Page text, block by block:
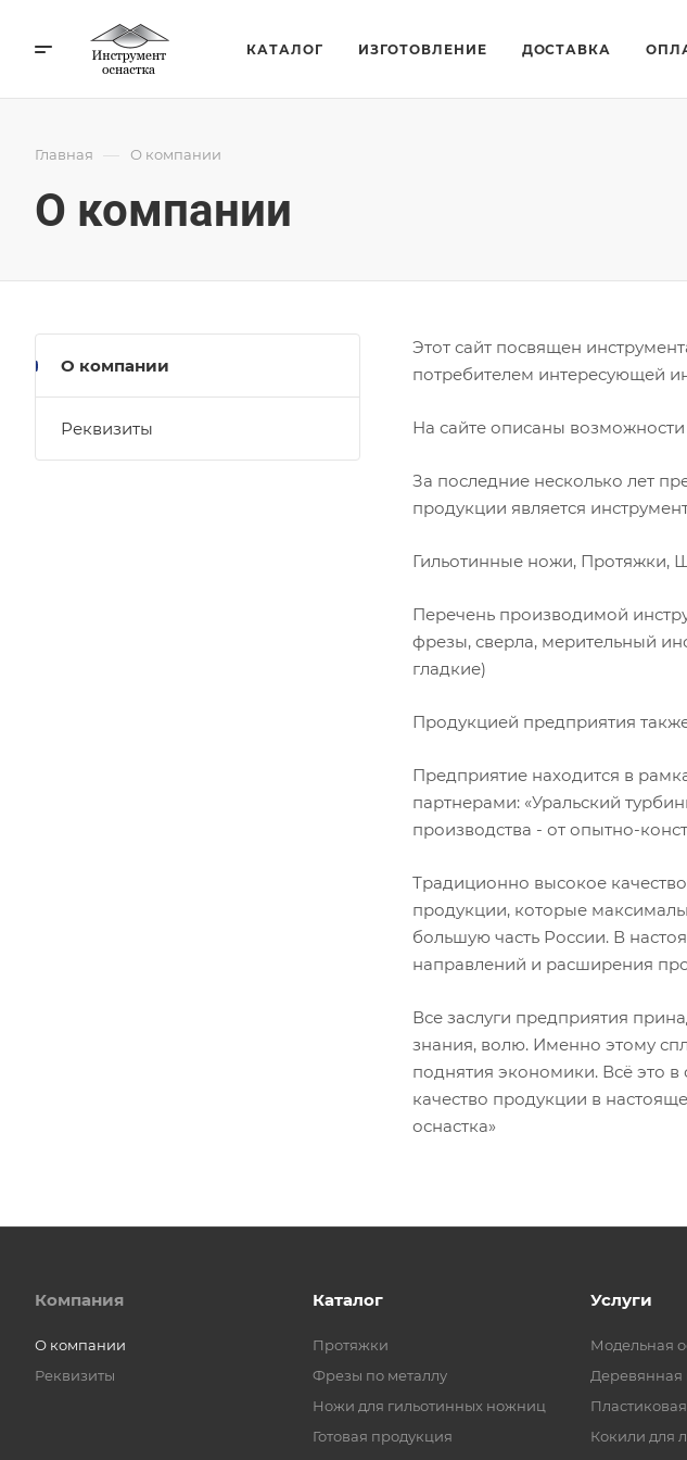
КАТАЛОГ ИЗГОТОВЛЕНИЕ ДОСТАВКА
Главная — О компании
О компании
Этот сайт посвящен
потребителем интересующей
На сайте описаны
За последние несколько лет
продукции является
Гильотинные ножи, Протяжки,
Перечень производимой
фрезы, сверла, мерительный
гладкие)
Продукцией предприятия
Предприятие находится в
партнерами: «Уральский
производства - от опытно-
Традиционно высокое
продукции, которые
большую часть России. В
направлений и расширения
Все заслуги предприятия
знания, волю. Именно этому
поднятия экономики. Всё это
качество продукции в
оснастка»
О компании
Реквизиты
Компания
О компании
Реквизиты
Каталог
Протяжки
Фрезы по металлу
Ножи для гильотинных ножниц
Готовая продукция
Услуги
Модельная
Деревянная
Кокили для